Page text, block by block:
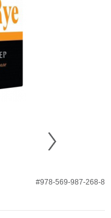
#978-569-987-268-8